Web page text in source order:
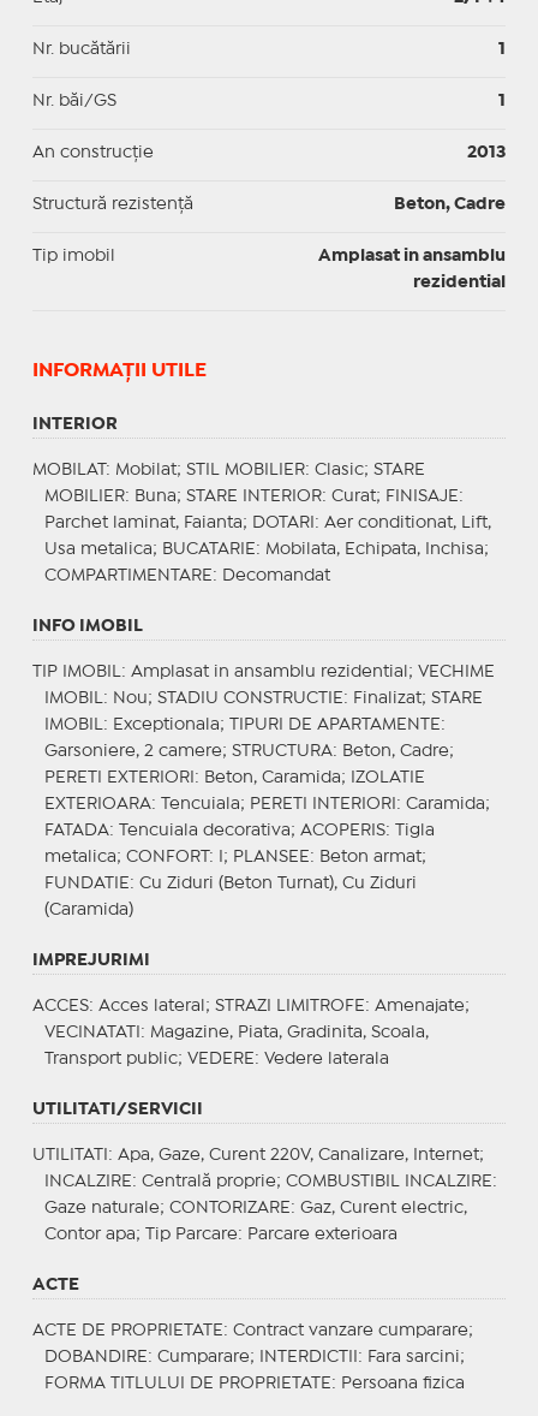
Nr. bucătării 1
Nr. băi/GS 1
An construcție 2013
Structură rezistență Beton, Cadre
Tip imobil
Amplasat in ansamblu
rezidential
INFORMAŢII UTILE
INTERIOR
MOBILAT : Mobilat; STIL MOBILIER: Clasic; STARE
MOBILIER: Buna; STARE INTERIOR: Curat; FINISAJE :
Parchet laminat, Faianta;
DOTARI : Aer conditionat, Lift,
Usa metalica; BUCATARIE : Mobilata, Echipata, Inchisa;
COMPARTIMENTARE : Decomandat
INFO IMOBIL
TIP IMOBIL : Amplasat in ansamblu rezidential; VECHIME
IMOBIL : Nou; STADIU CONSTRUCTIE : Finalizat; STARE
IMOBIL : Exceptionala; TIPURI DE APARTAMENTE :
Garsoniere, 2 camere; STRUCTURA: Beton, Cadre;
PERETI EXTERIORI : Beton, Caramida;
IZOLATIE
EXTERIOARA: Tencuiala; PERETI INTERIORI : Caramida;
FATADA: Tencuiala decorativa; ACOPERIS: Tigla
metalica; CONFORT : I; PLANSEE : Beton armat;
FUNDATIE : Cu Ziduri (Beton Turnat), Cu Ziduri
(Caramida)
IMPREJURIMI
ACCES: Acces lateral; STRAZI LIMITROFE : Amenajate;
VECINATATI : Magazine, Piata, Gradinita, Scoala,
Transport public; VEDERE : Vedere laterala
UTILITATI/SERVICII
UTILITATI : Apa, Gaze, Curent 220V, Canalizare, Internet;
INCALZIRE : Centrală proprie; COMBUSTIBIL INCALZIRE :
Gaze naturale; CONTORIZARE : Gaz, Curent electric,
Contor apa;
Tip Parcare: Parcare exterioara
ACTE
ACTE DE PROPRIETATE : Contract vanzare cumparare;
DOBANDIRE : Cumparare; INTERDICTII : Fara sarcini;
FORMA TITLULUI DE PROPRIETATE : Persoana fizica